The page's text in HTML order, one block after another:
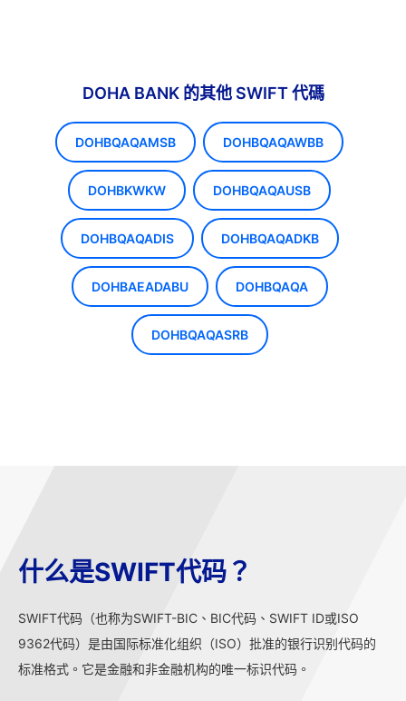
DOHA BANK 的其他 SWIFT 代碼
DOHBQAQAMSB DOHBQAQAWBB
DOHBKWKW DOHBQAQAUSB
DOHBQAQADIS DOHBQAQADKB
DOHBAEADABU DOHBQAQA
DOHBQAQASRB
什么是SWIFT代码？
SWIFT代码（也称为SWIFT-BIC、BIC代码、SWIFT ID或ISO
9362代码）是由国际标准化组织（ISO）批准的银行识别代码的
标准格式。它是金融和非金融机构的唯一标识代码。